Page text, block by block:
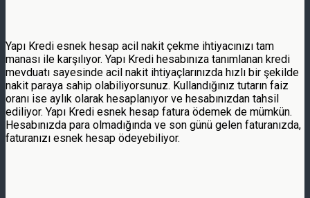
Yapı Kredi esnek hesap acil nakit çekme ihtiyacınızı tam
manası ile karşılıyor. Yapı Kredi hesabınıza tanımlanan kredi
mevduatı sayesinde acil nakit ihtiyaçlarınızda hızlı bir şekilde
nakit paraya sahip olabiliyorsunuz. Kullandığınız tutarın faiz
oranı ise aylık olarak hesaplanıyor ve hesabınızdan tahsil
ediliyor. Yapı Kredi esnek hesap fatura ödemek de mümkün.
Hesabınızda para olmadığında ve son günü gelen faturanızda,
faturanızı esnek hesap ödeyebiliyor.